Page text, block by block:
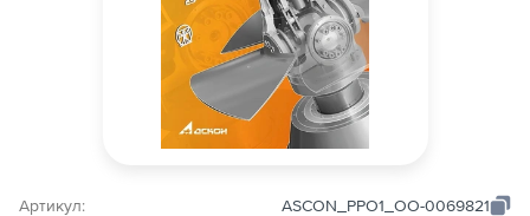
Артикул: ASCON_PPO1_ОО-0069821